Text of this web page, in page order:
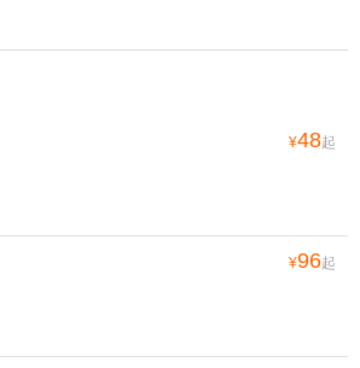
¥48起
¥96起